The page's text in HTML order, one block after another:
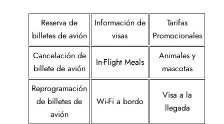
Reserva de
billetes de avión
Información de
visas
Tarifas
Promocionales
Cancelación de
billete de avión
In-Flight Meals
Animales y
mascotas
Reprogramación
de billetes de
avión
Wi-Fi a bordo
Visa a la
llegada